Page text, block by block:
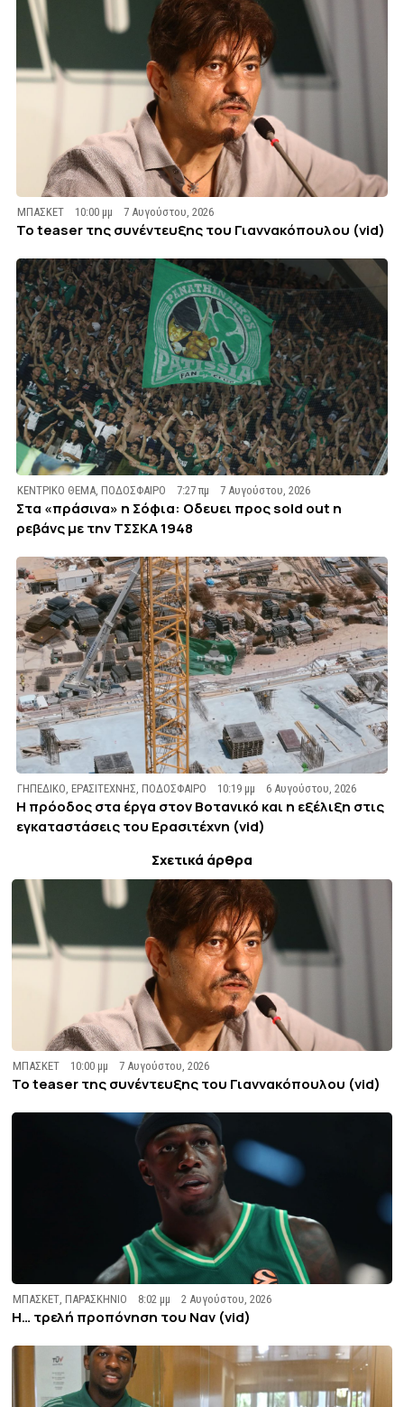
ΜΠΑΣΚΕΤ 10:00 μμ 7 Αυγούστου, 2026
To teaser της συνέντευξης του Γιαννακόπουλου (vid)
ΚΕΝΤΡΙΚΟ ΘΕΜΑ,ΠΟΔΟΣΦΑΙΡΟ 7:27 πμ 7 Αυγούστου, 2026
Στα «πράσινα» η Σόφια: Οδευει προς sold out η
ρεβάνς με την ΤΣΣΚΑ 1948
ΓΗΠΕΔΙΚΟ,ΕΡΑΣΙΤΕΧΝΗΣ,ΠΟΔΟΣΦΑΙΡΟ 10:19 μμ 6 Αυγούστου, 2026
Η πρόοδος στα έργα στον Βοτανικό και η εξέλιξη στις
εγκαταστάσεις του Ερασιτέχνη (vid)
Σχετικά άρθρα
ΜΠΑΣΚΕΤ 10:00 μμ 7 Αυγούστου, 2026
To teaser της συνέντευξης του Γιαννακόπουλου (vid)
ΜΠΑΣΚΕΤ,ΠΑΡΑΣΚΗΝΙΟ 8:02 μμ 2 Αυγούστου, 2026
Η… τρελή προπόνηση του Ναν (vid)